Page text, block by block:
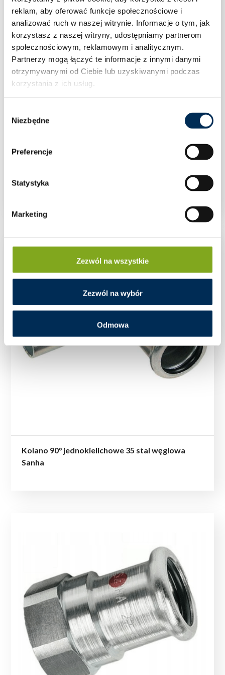
reklam, aby oferować funkcje społecznościowe i
analizować ruch w naszej witrynie. Informacje o tym, jak
korzystasz z naszej witryny, udostępniamy partnerom
społecznościowym, reklamowym i analitycznym.
Partnerzy mogą łączyć te informacje z innymi danymi
otrzymywanymi od Ciebie lub uzyskiwanymi podczas
korzystania z ich usług.
zgody
Niezbędne
Preferencje
Statystyka
Marketing
Zezwól na wszystkie
Zezwól na wybór
Odmowa
Sanha
Kolano 90° jednokielichowe 35 stal węglowa
Sanha